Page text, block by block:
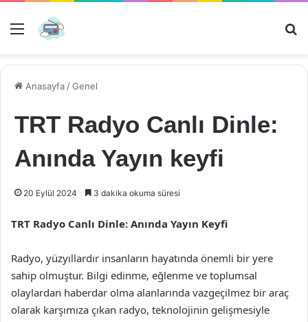
Menü
Anasayfa /Genel
TRT Radyo Canlı Dinle:
Anında Yayın keyfi
20 Eylül 2024 3 dakika okuma süresi
TRT Radyo Canlı Dinle: Anında Yayın Keyfi
Radyo, yüzyıllardır insanların hayatında önemli bir yere
sahip olmuştur. Bilgi edinme, eğlenme ve toplumsal
olaylardan haberdar olma alanlarında vazgeçilmez bir araç
olarak karşımıza çıkan radyo, teknolojinin gelişmesiyle